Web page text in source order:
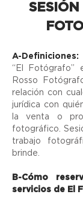
A-Definiciones:
“El Fotógrafo”
Rosso
relación con
jurídica con
la venta o
fotográfico.
trabajo
brinde.
B-Cómo
servicios de El